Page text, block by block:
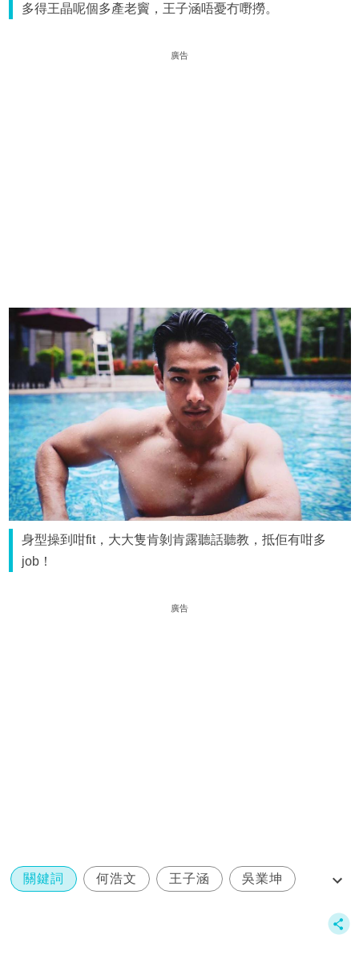
多得王晶呢個多產老竇，王子涵唔憂冇嘢撈。
廣告
身型操到咁fit，大大隻肯剝肯露聽話聽教，抵佢有咁多
job！
廣告
關鍵詞 何浩文 王子涵 吳業坤